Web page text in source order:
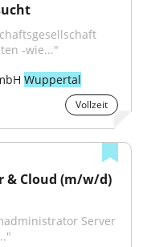
-wie..."
Wuppertal
Vollzeit
& Cloud (m/w/d)
Server